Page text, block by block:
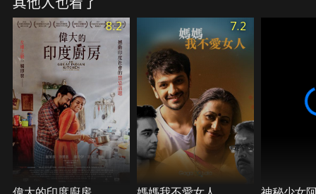
開...。
8.2 7.2